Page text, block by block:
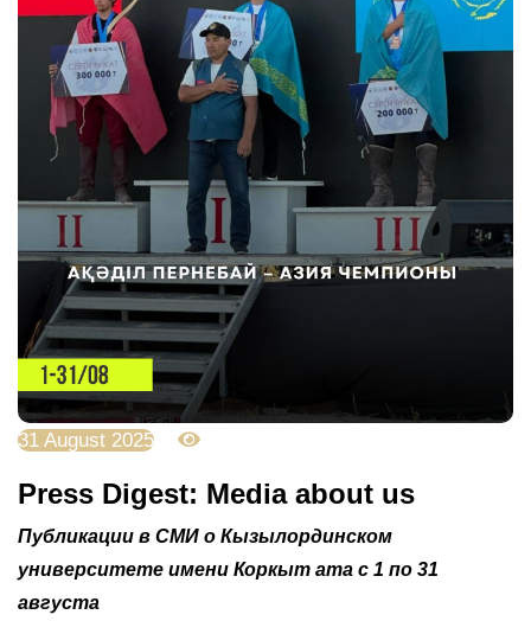
31 August 2025
Press Digest: Media about us
Публикации в СМИ о Кызылординском
университете имени Коркыт ата с 1 по 31
августа